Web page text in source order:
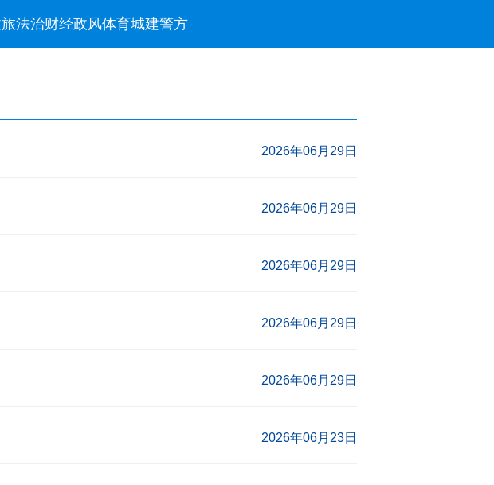
法治财经政风体育城建警方
2026年06月29日
2026年06月29日
2026年06月29日
2026年06月29日
2026年06月29日
2026年06月23日